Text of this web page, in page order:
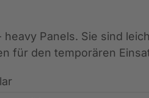
heavy Panels. Sie sind
für den temporären